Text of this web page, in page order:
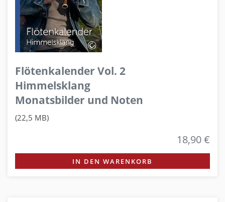
Flötenkalender Vol. 2
Himmelsklang
Monatsbilder und Noten
(22,5 MB)
18,90 €
IN DEN WARENKORB